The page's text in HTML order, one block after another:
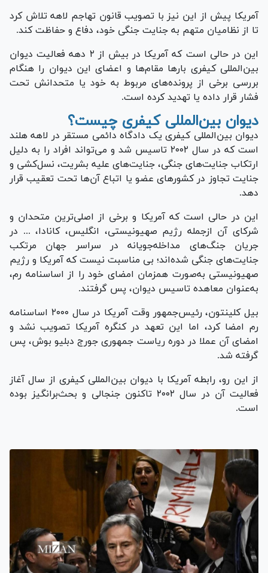
آمریکا پیش از این نیز با تصویب قانون تهاجم لاهه تلاش کرد
تا از نظامیان متهم به جنایت جنگی خود، دفاع و حفاظت کند.
این در حالی است که آمریکا در بیش از ۲ دهه فعالیت دیوان
بین‌المللی کیفری بار‌ها مقام‌ها و اعضای این دیوان را هنگام
بررسی برخی از پرونده‌های مربوط به خود یا متحدانش تحت
فشار قرار داده یا تهدید کرده است.
دیوان بین‌المللی کیفری چیست؟
دیوان بین‌المللی کیفری یک دادگاه دائمی مستقر در لاهه هلند
است که در سال ۲۰۰۲ تاسیس شد و می‌تواند افراد را به دلیل
ارتکاب جنایت‌های جنگی، جنایت‌های علیه بشریت، نسل‌کشی و
جنایت تجاوز در کشور‌های عضو یا اتباع آن‌ها تحت تعقیب قرار
دهد.
این در حالی است که آمریکا و برخی از اصلی‌ترین متحدان و
شرکای آن ازجمله رژیم صهیونیستی، انگلیس، کانادا، ... در
جریان جنگ‌های مداخله‌جویانه در سراسر جهان مرتکب
جنایت‌های جنگی شده‌اند؛ بی مناسبت نیست که آمریکا و رژیم
صهیونیستی به‌صورت همزمان امضای خود را از اساسنامه رم،
به‌عنوان معاهده تاسیس دیوان، پس گرفتند.
بیل کلینتون، رئیس‌جمهور وقت آمریکا در سال ۲۰۰۰ اساسنامه
رم امضا کرد، اما این تعهد در کنگره آمریکا تصویب نشد و
امضای آن عملا در دوره ریاست جمهوری جورج دبلیو بوش، پس
گرفته شد.
از این رو، رابطه آمریکا با دیوان بین‌المللی کیفری از سال آغاز
فعالیت آن در سال ۲۰۰۲ تاکنون جنجالی و بحث‌برانگیز بوده
است.